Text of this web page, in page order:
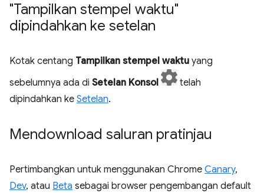
"Tampilkan stempel waktu"
dipindahkan ke setelan
Kotak centang Tampilkan stempel waktu yang
sebelumnya ada di Setelan Konsol
telah
dipindahkan ke Setelan.
Mendownload saluran pratinjau
Pertimbangkan untuk menggunakan Chrome Canary,
Dev, atau Beta sebagai browser pengembangan default